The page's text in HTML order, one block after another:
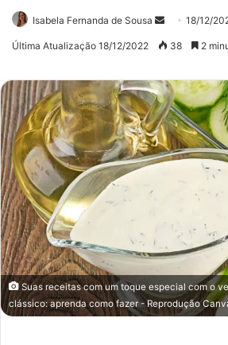
Isabela Fernanda de Sousa
Mande18/12/
Última Atualização 18/12/2022 38 2
Suas receitas com um toque especial com o
clássico: aprenda como fazer - Reprodução